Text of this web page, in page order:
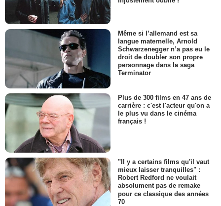
Même si l’allemand est sa
langue maternelle, Arnold
Schwarzenegger n’a pas eu le
droit de doubler son propre
personnage dans la saga
Terminator
Plus de 300 films en 47 ans de
carrière : c'est l'acteur qu'on a
le plus vu dans le cinéma
français !
"Il y a certains films qu'il vaut
mieux laisser tranquilles" :
Robert Redford ne voulait
absolument pas de remake
pour ce classique des années
70